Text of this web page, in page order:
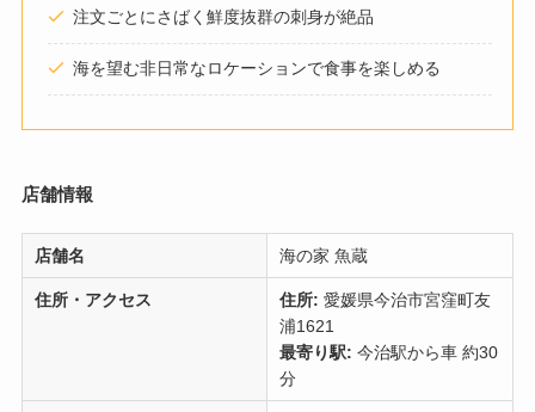
注文ごとにさばく鮮度抜群の刺身が絶品
海を望む非日常なロケーションで食事を楽しめる
店舗情報
店舗名 海の家 魚蔵
住所・アクセス 住所: 愛媛県今治市宮窪町友
浦1621
最寄り駅: 今治駅から車 約30
分